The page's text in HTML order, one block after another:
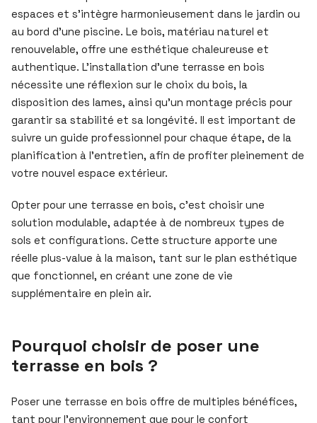
espaces et s’intègre harmonieusement dans le jardin ou
au bord d’une piscine. Le bois, matériau naturel et
renouvelable, offre une esthétique chaleureuse et
authentique. L’installation d’une terrasse en bois
nécessite une réflexion sur le choix du bois, la
disposition des lames, ainsi qu’un montage précis pour
garantir sa stabilité et sa longévité. Il est important de
suivre un guide professionnel pour chaque étape, de la
planification à l’entretien, afin de profiter pleinement de
votre nouvel espace extérieur.
Opter pour une terrasse en bois, c’est choisir une
solution modulable, adaptée à de nombreux types de
sols et configurations. Cette structure apporte une
réelle plus-value à la maison, tant sur le plan esthétique
que fonctionnel, en créant une zone de vie
supplémentaire en plein air.
Pourquoi choisir de poser une
terrasse en bois ?
Poser une terrasse en bois offre de multiples bénéfices,
tant pour l’environnement que pour le confort